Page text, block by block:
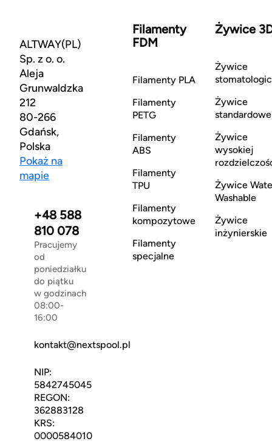
ALTWAY(PL)
Sp. z o. o.
Aleja
Grunwaldzka
212
80-266
Gdańsk,
Polska
Pokaż na
mapie
+48 588
810 078
Pracujemy
od
poniedziałku
do piątku
w godzinach
08:00-
16:00
kontakt@nextspool.pl
NIP:
5842745045
REGON:
362883128
KRS:
0000584010
Filamenty
FDM
Filamenty PLA
Filamenty
PETG
Filamenty
ABS
Filamenty
TPU
Filamenty
kompozytowe
Filamenty
specjalne
Żywice
Żywice
Żywice
standardowe
Żywice
wysokiej
Żywice
Washable
Żywice
inżynierskie